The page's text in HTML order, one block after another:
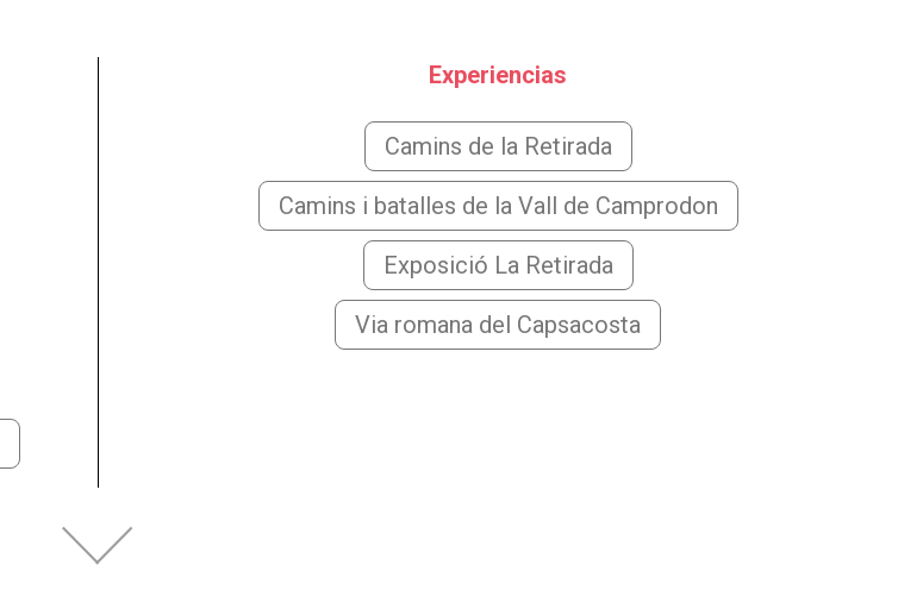
Experiencias
Camins de la Retirada
Camins i batalles de la Vall de Camprodon
Exposició La Retirada
Via romana del Capsacosta